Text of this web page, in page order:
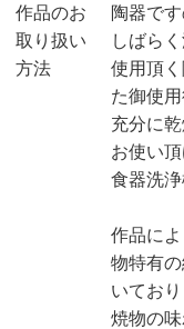
作品のお
取り扱い
方法
陶器で
しばら
使用頂
た御使
充分に
お使い
食器洗浄
作品に
物特有
いてお
焼物の